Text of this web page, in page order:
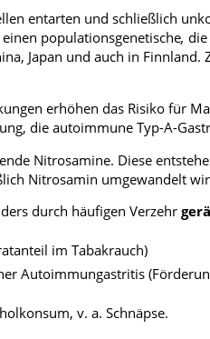
entarten und schließlich
populationsgenetische,
Japan und auch in
erhöhen das Risiko für
die autoimmune Typ-A-
Nitrosamine. Diese
Nitrosamin umgewandelt
durch häufigen Verzehr
im Tabakrauch)
Autoimmungastritis
v. a. Schnäpse.